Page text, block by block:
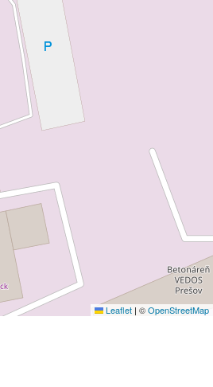
Leaflet | ©OpenStreetMap